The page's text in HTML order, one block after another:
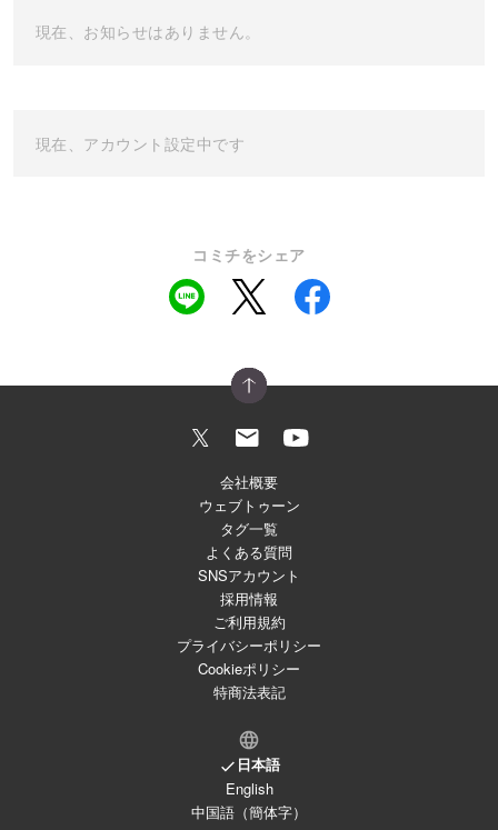
現在、お知らせはありません。
現在、アカウント設定中です
コミチをシェア
会社概要
ウェブトゥーン
タグ一覧
よくある質問
SNSアカウント
採用情報
ご利用規約
プライバシーポリシー
Cookieポリシー
特商法表記
日本語
English
中国語（簡体字）